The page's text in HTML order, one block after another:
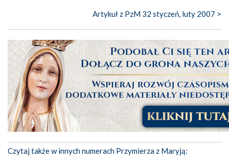
Artykuł z PzM 32 styczeń, luty 2007 >
Czytaj także w innych numerach Przymierza z Maryją: